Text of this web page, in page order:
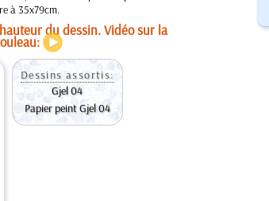
à 35x79cm.
du dessin. Vidéo sur la
Dessins assortis:
Gjel 04
Papier peint Gjel 04